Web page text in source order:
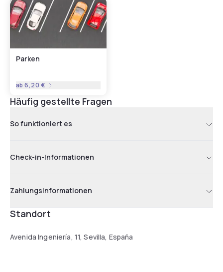
Parken
ab6,20 €
Häufig gestellte Fragen
So funktioniert es
Check-in-Informationen
Zahlungsinformationen
Standort
Avenida Ingeniería, 11, Sevilla, España